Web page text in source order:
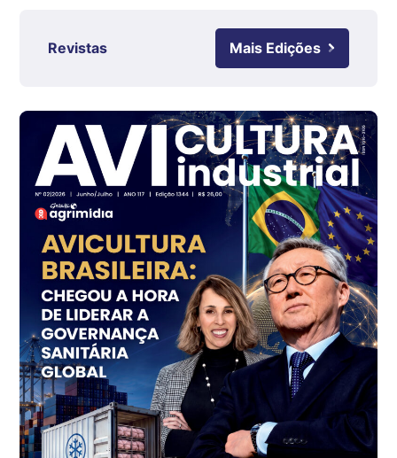
Ovo Branco - Regional
Ovo Branco - Regional
Branco
R$ 144,99
cx
Ovo Vermelho - Regional
Grande São Paulo (SP)
R$ 153,38
cx
Ovo Vermelho - Regional
Vermelho
R$ 156,33
cx
Ovo Branco - Regional
Bastos (SP)
Revistas Mais Edições